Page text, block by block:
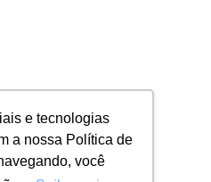
e tecnologias
a nossa Política de
você